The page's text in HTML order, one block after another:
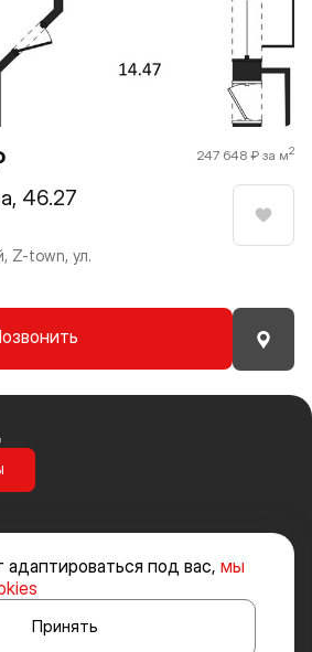
247 648 ₽ за м2
46.27
Z-town, ул.
под вас, мы
Принять
и иных товаров и услуг, не
носит исключительно информационный
не является публичной офертой,
ст. 437 ч. 2 Гражданского кодекса